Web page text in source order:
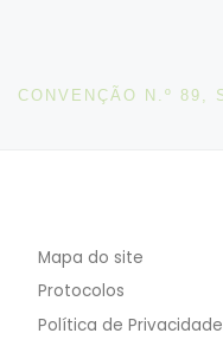
Mapa do site
Protocolos
Política de Privacidade